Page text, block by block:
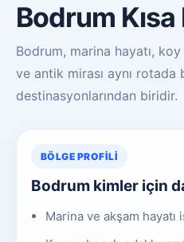
Bodrum
Bodrum, marina hayatı,
ve antik mirası aynı rotada
destinasyonlarından biridir.
BÖLGE PROFILI
Bodrum kimler için
Marina ve akşam hayatı